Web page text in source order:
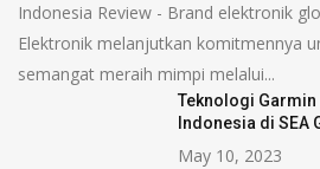
Indonesia Review - Brand elektronik
Elektronik melanjutkan komitmennya
semangat meraih mimpi melalui...
Teknologi Garmin
Indonesia di SEA
May 10, 2023